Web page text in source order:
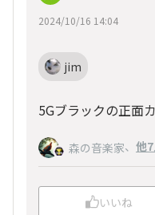
2024/10/16 14:04
jim
5Gブラックの正面
森の音楽家、 他
いいね